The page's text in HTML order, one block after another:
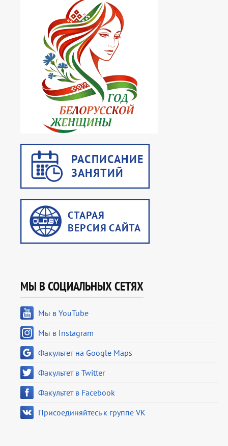
МЫ В СОЦИАЛЬНЫХ СЕТЯХ
Мы в YouTube
Мы в Instagram
Факультет на Google Maps
Факультет в Twitter
Факультет в Facebook
Присоединяйтесь к группе VK